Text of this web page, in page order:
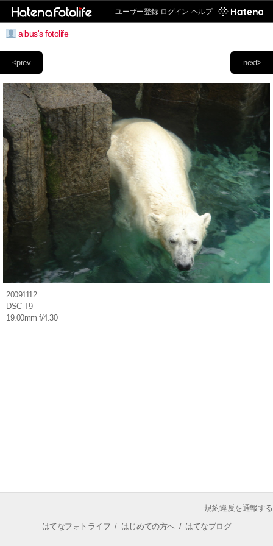
ユーザー登録 ログイン ヘルプ
albus's fotolife
next>
<prev
20091112
DSC-T9
19.00mm f/4.30
規約違反を通報する
はてなフォトライフ / はじめての方へ/ はてなブログ